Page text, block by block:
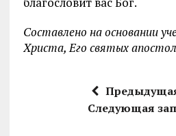
Составлено на основании
Христа, Его святых
Следующая